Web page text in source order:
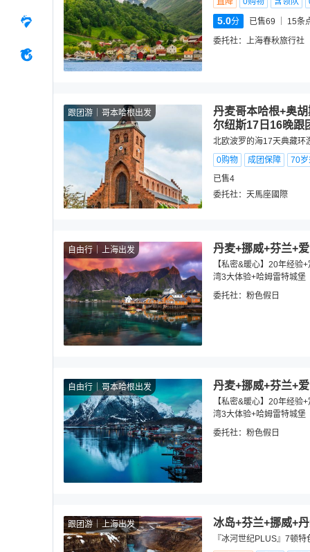
5.0分 已售69 15条
委托社： 上海春秋旅行社
跟团游 哥本哈根出发
丹麦哥本哈根+奥
尔纽斯17日16晚跟
北欧波罗的海17天典藏环
0购物
成团保障
70
已售4
委托社： 天馬座國際
自由行 上海出发 丹麦+挪威+芬兰+
【私密&暖心】20年经验
湾3大体验+哈姆雷特城堡
委托社： 粉色假日
自由行 哥本哈根出发 丹麦+挪威+芬兰+
【私密&暖心】20年经验
湾3大体验+哈姆雷特城堡
委托社： 粉色假日
跟团游 上海出发 冰岛+芬兰+挪威+
『冰河世纪PLUS』7顿